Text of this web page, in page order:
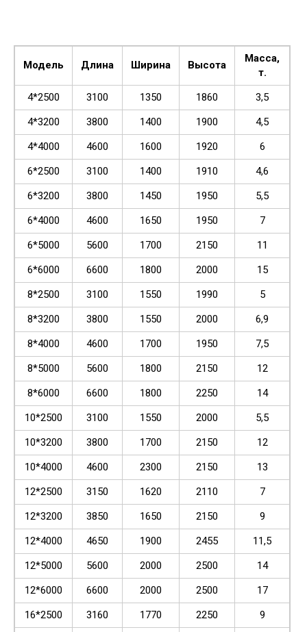
Модель Длина Ширина Высота
Масса,
т.
4*2500
3100 1350 1860
3,5
4*3200
3800 1400 1900
4,5
4*4000
4600 1600 1920
6
6*2500
3100 1400 1910
4,6
6*3200
3800 1450 1950
5,5
6*4000
4600 1650 1950
7
6*5000
5600 1700 2150
11
6*6000
6600 1800 2000
15
8*2500
3100 1550 1990
5
8*3200
3800 1550 2000
6,9
8*4000
4600 1700 1950
7,5
8*5000
5600 1800 2150
12
8*6000
6600 1800 2250
14
10*2500
3100 1550 2000
5,5
10*3200
3800 1700 2150
12
10*4000
4600 2300 2150
13
12*2500
3150 1620 2110
7
12*3200
3850 1650 2150
9
12*4000
4650 1900 2455
11,5
12*5000
5600 2000 2500
14
12*6000
6600 2000 2500
17
16*2500
3160 1770 2250
9